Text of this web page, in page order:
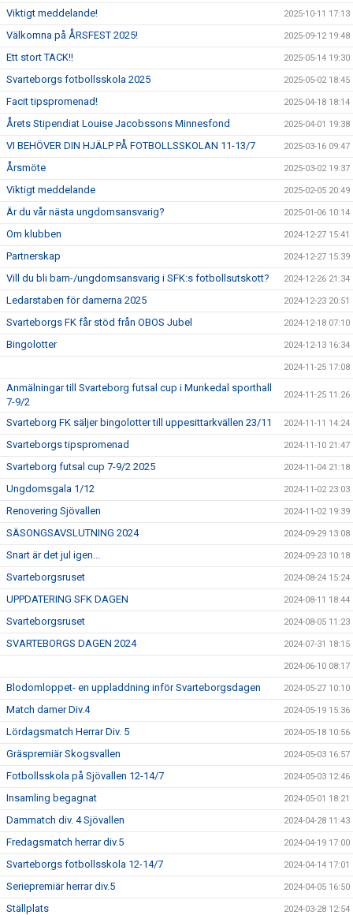
Viktigt meddelande! 2025-10-11 17:13
Välkomna på ÅRSFEST 2025! 2025-09-12 19:48
Ett stort TACK!! 2025-05-14 19:30
Svarteborgs fotbollsskola 2025 2025-05-02 18:45
Facit tipspromenad! 2025-04-18 18:14
Årets Stipendiat Louise Jacobssons Minnesfond 2025-04-01 19:38
VI BEHÖVER DIN HJÄLP PÅ FOTBOLLSSKOLAN 11-13/7 2025-03-16 09:47
Årsmöte 2025-03-02 19:37
Viktigt meddelande 2025-02-05 20:49
Är du vår nästa ungdomsansvarig? 2025-01-06 10:14
Om klubben 2024-12-27 15:41
Partnerskap 2024-12-27 15:39
Vill du bli barn-/ungdomsansvarig i SFK:s fotbollsutskott? 2024-12-26 21:34
Ledarstaben för damerna 2025 2024-12-23 20:51
Svarteborgs FK får stöd från OBOS Jubel 2024-12-18 07:10
Bingolotter 2024-12-13 16:34
2024-11-25 17:08
Anmälningar till Svarteborg futsal cup i Munkedal sporthall
7-9/2
2024-11-25 11:26
Svarteborg FK säljer bingolotter till uppesittarkvällen 23/11 2024-11-11 14:24
Svarteborgs tipspromenad 2024-11-10 21:47
Svarteborg futsal cup 7-9/2 2025 2024-11-04 21:18
Ungdomsgala 1/12 2024-11-02 23:03
Renovering Sjövallen 2024-11-02 19:39
SÄSONGSAVSLUTNING 2024 2024-09-29 13:08
Snart är det jul igen... 2024-09-23 10:18
Svarteborgsruset 2024-08-24 15:24
UPPDATERING SFK DAGEN 2024-08-11 18:44
Svarteborgsruset 2024-08-05 11:23
SVARTEBORGS DAGEN 2024 2024-07-31 18:15
2024-06-10 08:17
Blodomloppet- en uppladdning inför Svarteborgsdagen 2024-05-27 10:10
Match damer Div.4 2024-05-19 15:36
Lördagsmatch Herrar Div. 5 2024-05-18 10:56
Gräspremiär Skogsvallen 2024-05-03 16:57
Fotbollsskola på Sjövallen 12-14/7 2024-05-03 12:46
Insamling begagnat 2024-05-01 18:21
Dammatch div. 4 Sjövallen 2024-04-28 11:43
Fredagsmatch herrar div.5 2024-04-19 17:00
Svarteborgs fotbollsskola 12-14/7 2024-04-14 17:01
Seriepremiär herrar div.5 2024-04-05 16:50
Ställplats 2024-03-28 12:54